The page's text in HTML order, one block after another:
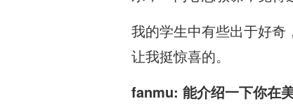
我的学生中有些出于好奇
让我挺惊喜的。
fanmu: 能介绍一下你在